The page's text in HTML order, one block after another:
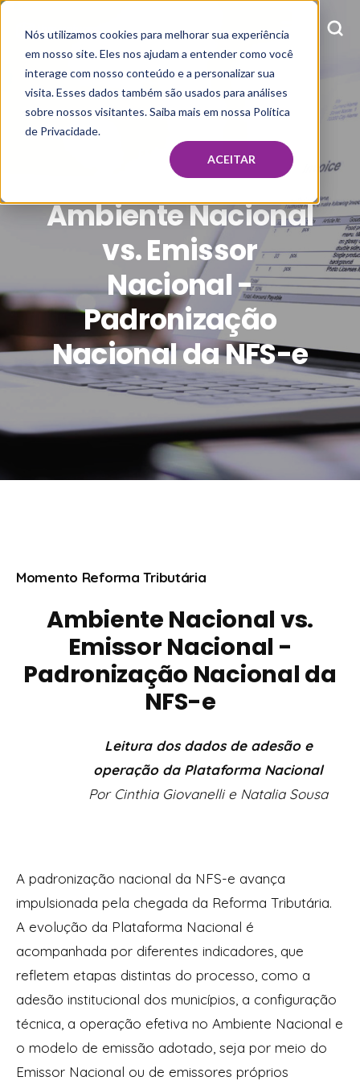
Nós utilizamos cookies para melhorar sua experiência
em nosso site. Eles nos ajudam a entender como você
interage com nosso conteúdo e a personalizar sua
visita. Esses dados também são usados para análises
sobre nossos visitantes. Saiba mais em nossa Política
de Privacidade.
ACEITAR
FEB 24, 2026, 5:29:28 PM
Ambiente Nacional
vs. Emissor
Nacional -
Padronização
Nacional da NFS-e
Momento Reforma Tributária
Ambiente Nacional vs.
Emissor Nacional -
Padronização Nacional da
NFS-e
Leitura dos dados de adesão e
operação da Plataforma Nacional
Por Cinthia Giovanelli e Natalia Sousa
A padronização nacional da NFS-e avança
impulsionada pela chegada da Reforma Tributária.
A evolução da Plataforma Nacional é
acompanhada por diferentes indicadores, que
refletem etapas distintas do processo, como a
adesão institucional dos municípios, a configuração
técnica, a operação efetiva no Ambiente Nacional e
o modelo de emissão adotado, seja por meio do
Emissor Nacional ou de emissores próprios